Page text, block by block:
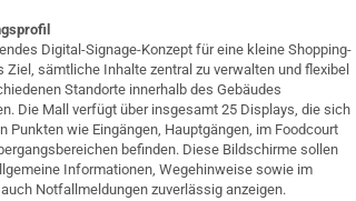
Digital-Signage-Konzept für eine kleine Shopping-
Ziel, sämtliche Inhalte zentral zu verwalten und flexibel
Standorte innerhalb des Gebäudes
Die Mall verfügt über insgesamt 25 Displays, die sich
Punkten wie Eingängen, Hauptgängen, im Foodcourt
befinden. Diese Bildschirme sollen
Informationen, Wegehinweise sowie im
Notfallmeldungen zuverlässig anzeigen.